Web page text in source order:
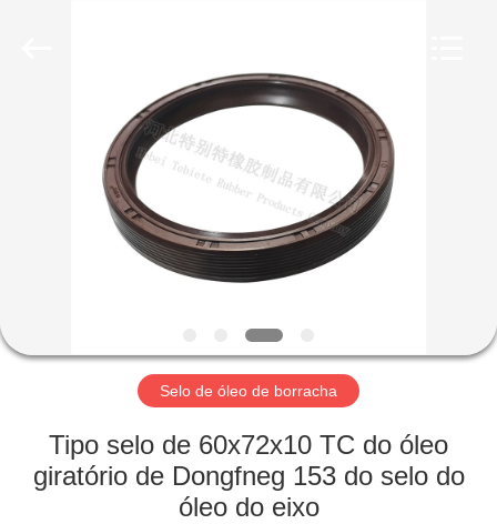
PRODUTOS
EXCURSÃO
FÁBRICA
Selo de óleo de borracha
Tipo selo de 60x72x10 TC do óleo
giratório de Dongfneg 153 do selo do
óleo do eixo